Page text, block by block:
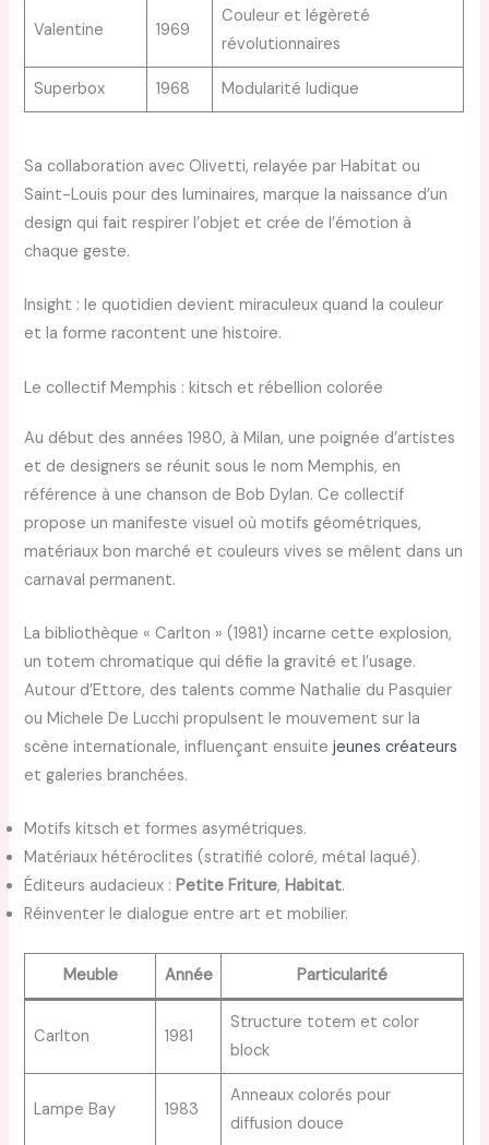
Valentine 1969
Couleur et légèreté
révolutionnaires
Superbox 1968 Modularité ludique
Sa collaboration avec Olivetti, relayée par Habitat ou
Saint-Louis pour des luminaires, marque la naissance d’un
design qui fait respirer l’objet et crée de l’émotion à
chaque geste.
Insight : le quotidien devient miraculeux quand la couleur
et la forme racontent une histoire.
Le collectif Memphis : kitsch et rébellion colorée
Au début des années 1980, à Milan, une poignée d’artistes
et de designers se réunit sous le nom Memphis, en
référence à une chanson de Bob Dylan. Ce collectif
propose un manifeste visuel où motifs géométriques,
matériaux bon marché et couleurs vives se mêlent dans un
carnaval permanent.
La bibliothèque « Carlton » (1981) incarne cette explosion,
un totem chromatique qui défie la gravité et l’usage.
Autour d’Ettore, des talents comme Nathalie du Pasquier
ou Michele De Lucchi propulsent le mouvement sur la
scène internationale, influençant ensuitejeunes créateurs
et galeries branchées.
Motifs kitsch et formes asymétriques.
Matériaux hétéroclites (stratifié coloré, métal laqué).
Éditeurs audacieux :Petite Friture,Habitat.
Réinventer le dialogue entre art et mobilier.
Meuble Année Particularité
Carlton 1981
Structure totem et color
block
Lampe Bay 1983
Anneaux colorés pour
diffusion douce